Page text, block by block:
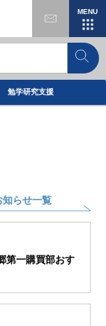
MENU
勉学研究支援
知らせ一覧
第一購買部おす